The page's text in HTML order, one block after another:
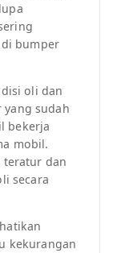
bumper
oli dan
sudah
bekerja
mobil.
teratur dan
secara
kekurangan